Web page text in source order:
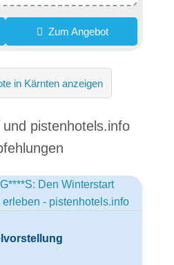
Zum Angebot
in Kärnten anzeigen
pistenhotels.info